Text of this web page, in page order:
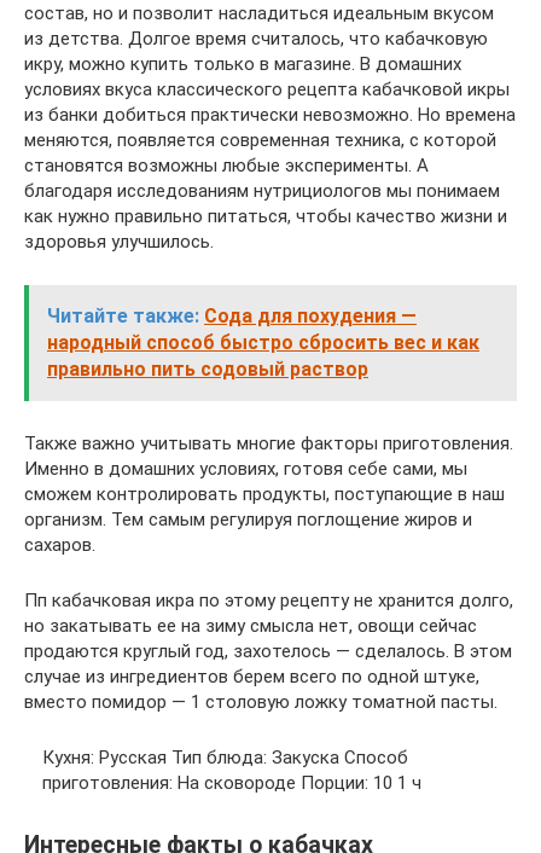
состав, но и позволит насладиться идеальным вкусом
из детства. Долгое время считалось, что кабачковую
икру, можно купить только в магазине. В домашних
условиях вкуса классического рецепта кабачковой икры
из банки добиться практически невозможно. Но времена
меняются, появляется современная техника, с которой
становятся возможны любые эксперименты. А
благодаря исследованиям нутрициологов мы понимаем
как нужно правильно питаться, чтобы качество жизни и
здоровья улучшилось.
Читайте также: Сода для похудения —
народный способ быстро сбросить вес и как
правильно пить содовый раствор
Также важно учитывать многие факторы приготовления.
Именно в домашних условиях, готовя себе сами, мы
сможем контролировать продукты, поступающие в наш
организм. Тем самым регулируя поглощение жиров и
сахаров.
Пп кабачковая икра по этому рецепту не хранится долго,
но закатывать ее на зиму смысла нет, овощи сейчас
продаются круглый год, захотелось — сделалось. В этом
случае из ингредиентов берем всего по одной штуке,
вместо помидор — 1 столовую ложку томатной пасты.
Кухня: Русская Тип блюда: Закуска Способ
приготовления: На сковороде Порции: 10 1 ч
Интересные факты о кабачках